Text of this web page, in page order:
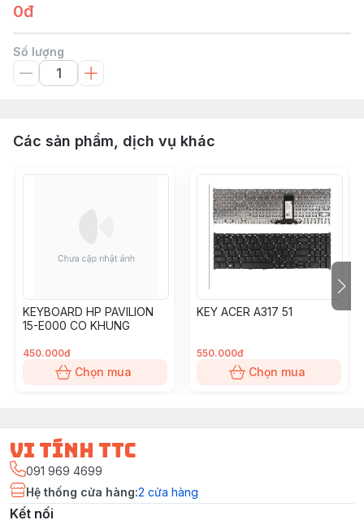
0đ
Số lượng
Các sản phẩm, dịch vụ khác
KEYBOARD HP PAVILION
15-E000 CO KHUNG
450.000đ
Chọn mua
KEY ACER A317 51
550.000đ
Chọn mua
vi tính ttc
091 969 4699
Hệ thống cửa hàng:2 cửa hàng
Kết nối